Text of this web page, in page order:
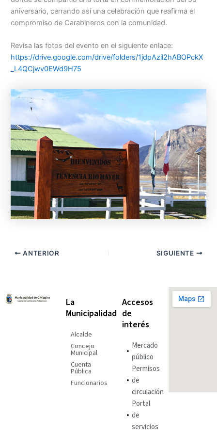
aniversario, cerrando así una celebración que reafirma el
compromiso de Carabineros con la comunidad.
Revisa las fotos del evento en el siguiente enlace:
https://drive.google.com/drive/folders/1jdpAzil2hABOPckX
_L4QCjwv0EWd9H75
ANTERIOR SIGUIENTE
La
Municipalidad
Alcalde
Concejo
Municipal
Cuenta
Pública
Funcionarios
Accesos
de
interés
Mercado
público
Permisos
de
circulación
Portal
de
servicios